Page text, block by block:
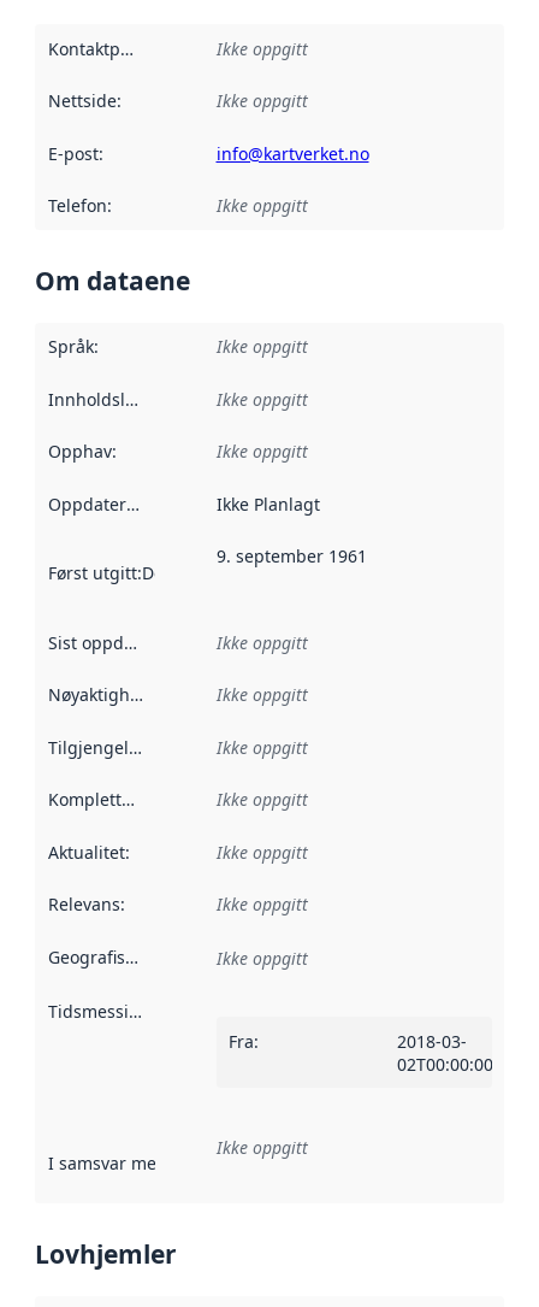
Kontaktpunkt Ikke oppgitt
Nettside: Ikke oppgitt
E-post: info@kartverket.no
Telefon: Ikke oppgitt
Om dataene
Språk: Ikke oppgitt
Innholdsleverandører :
Ikke oppgitt
Opphav: Ikke oppgitt
Oppdateringsfrekvens :
Ikke Planlagt
Først utgitt:Denne datoen sier når dataene i dette
9. september 1961
Sist oppdatert Ikke oppgitt
Nøyaktighet Ikke oppgitt
Tilgjengelighet Ikke oppgitt
Kompletthet Ikke oppgitt
Aktualitet: Ikke oppgitt
Relevans: Ikke oppgitt
Geografisk avgrensning :
Ikke oppgitt
Tidsmessig avgrensning
Fra:
2018-03-
02T00:00:00Z
I samsvar med Referanse til en implementasjonsregel
Ikke oppgitt
Lovhjemler